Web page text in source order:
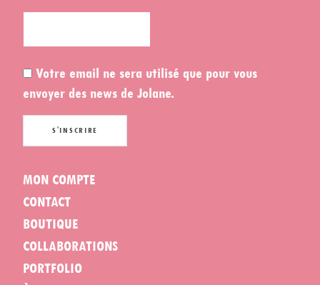
Votre email ne sera utilisé que pour vous
envoyer des news de Jolane.
MON COMPTE
CONTACT
BOUTIQUE
COLLABORATIONS
PORTFOLIO